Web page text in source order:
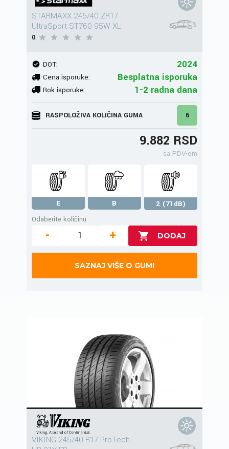
STARMAXX 245/40 ZR17
UltraSport ST760 95W XL
0
DOT: 2024
Cena isporuke: Besplatna isporuka
Rok isporuke: 1-2 radna dana
RASPOLOŽIVA KOLIČINA GUMA 6
9.882 RSD
sa PDV-om
E B
2 (71dB)
Odaberite količinu
- +
SAZNAJ VIŠE O GUMI
VIKING 245/40 R17 ProTech